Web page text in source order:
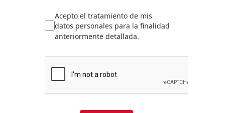
Acepto el tratamiento de mis
datos personales para la finalidad
anteriormente detallada.